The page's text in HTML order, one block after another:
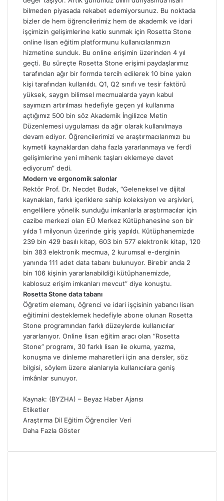
bilmeden piyasada rekabet edemiyorsunuz. Bu noktada
bizler de hem öğrencilerimiz hem de akademik ve idari
işçimizin gelişimlerine katkı sunmak için Rosetta Stone
online lisan eğitim platformunu kullanıcılarımızın
hizmetine sunduk. Bu online erişimin üzerinden 4 yıl
geçti. Bu süreçte Rosetta Stone erişimi paydaşlarımız
tarafından ağır bir formda tercih edilerek 10 bine yakın
kişi tarafından kullanıldı. Q1, Q2 sınıfı ve tesir faktörü
yüksek, saygın bilimsel mecmualarda yayın kabul
sayımızın artırılması hedefiyle geçen yıl kullanıma
açtığımız 500 bin söz Akademik İngilizce Metin
Düzenlemesi uygulaması da ağır olarak kullanılmaya
devam ediyor. Öğrencilerimizi ve araştırmacılarımızı bu
kıymetli kaynaklardan daha fazla yararlanmaya ve ferdî
gelişimlerine yeni mihenk taşları eklemeye davet
ediyorum” dedi.
Modern ve ergonomik salonlar
Rektör Prof. Dr. Necdet Budak, “Geleneksel ve dijital
kaynakları, farklı içeriklere sahip koleksiyon ve arşivleri,
engellilere yönelik sunduğu imkanlarla araştırmacılar için
cazibe merkezi olan EÜ Merkez Kütüphanesine son bir
yılda 1 milyonun üzerinde giriş yapıldı. Kütüphanemizde
239 bin 429 basılı kitap, 603 bin 577 elektronik kitap, 120
bin 383 elektronik mecmua, 2 kurumsal e-derginin
yanında 111 adet data tabanı bulunuyor. Birebir anda 2
bin 106 kişinin yararlanabildiği kütüphanemizde,
kablosuz erişim imkanları mevcut” diye konuştu.
Rosetta Stone data tabanı
Öğretim elemanı, öğrenci ve idari işçisinin yabancı lisan
eğitimini desteklemek hedefiyle abone olunan Rosetta
Stone programından farklı düzeylerde kullanıcılar
yararlanıyor. Online lisan eğitim aracı olan “Rosetta
Stone” programı, 30 farklı lisan ile okuma, yazma,
konuşma ve dinleme maharetleri için ana dersler, söz
bilgisi, söylem üzere alanlarıyla kullanıcılara geniş
imkânlar sunuyor.
Kaynak: (BYZHA) – Beyaz Haber Ajansı
Etiketler
Araştırma Dil Eğitim Öğrenciler Veri
Daha Fazla Göster